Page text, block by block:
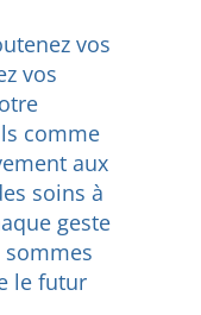
vos
vos
comme
aux
soins à
geste
le futur